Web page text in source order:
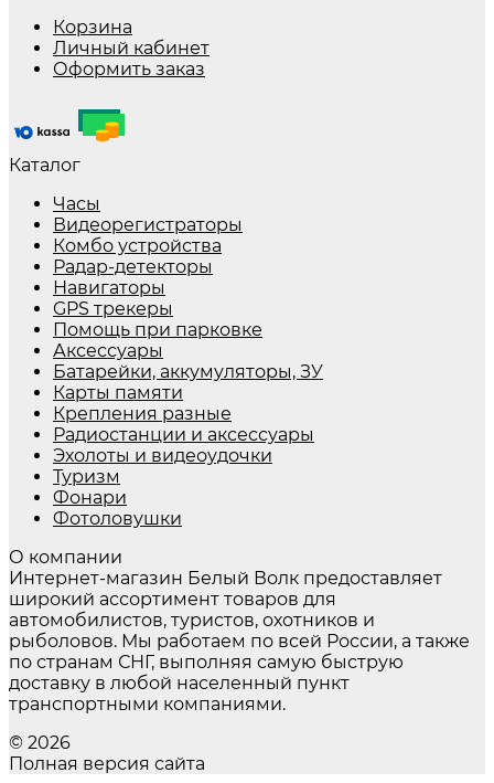
Корзина
Личный кабинет
Оформить заказ
Каталог
Часы
Видеорегистраторы
Комбо устройства
Радар-детекторы
Навигаторы
GPS трекеры
Помощь при парковке
Аксессуары
Батарейки, аккумуляторы, ЗУ
Карты памяти
Крепления разные
Радиостанции и аксессуары
Эхолоты и видеоудочки
Туризм
Фонари
Фотоловушки
О компании
Интернет-магазин Белый Волк предоставляет
широкий ассортимент товаров для
автомобилистов, туристов, охотников и
рыболовов. Мы работаем по всей России, а также
по странам СНГ, выполняя самую быструю
доставку в любой населенный пункт
транспортными компаниями.
© 2026
Полная версия сайта